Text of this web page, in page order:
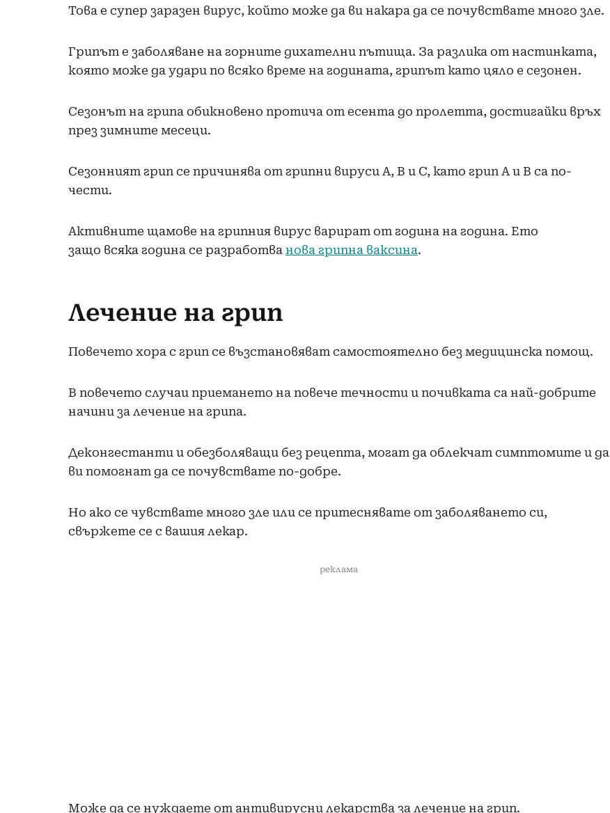
Това е супер заразен вирус, който може да ви накара да се почувствате много зле.
Грипът е заболяване на горните дихателни пътища. За разлика от настинката,
която може да удари по всяко време на годината, грипът като цяло е сезонен.
Сезонът на грипа обикновено протича от есента до пролетта, достигайки връх
през зимните месеци.
Сезонният грип се причинява от грипни вируси A, B и C, като грип A и B са по-
чести.
Активните щамове на грипния вирус варират от година на година. Ето
защо всяка година се разработва нова грипна ваксина.
Лечение на грип
Повечето хора с грип се възстановяват самостоятелно без медицинска помощ.
В повечето случаи приемането на повече течности и почивката са най-добрите
начини за лечение на грипа.
Деконгестанти и обезболяващи без рецепта, могат да облекчат симптомите и да
ви помогнат да се почувствате по-добре.
Но ако се чувствате много зле или се притеснявате от заболяването си,
свържете се с вашия лекар.
реклама
Може да се нуждаете от антивирусни лекарства за лечение на грип.